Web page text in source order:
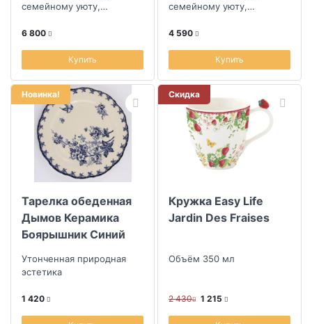
семейному уюту,
работы и смелостью
6 800
Купить
семейному уюту,
работы и смелостью
4 590
Купить
Новинка!
Тарелка обеденная
Дымов Керамика
Боярышник Синий
Утонченная природная
эстетика
1 420
Скидка
Кружка Easy Life
Jardin Des Fraises
Объём 350 мл
2 430 1 215